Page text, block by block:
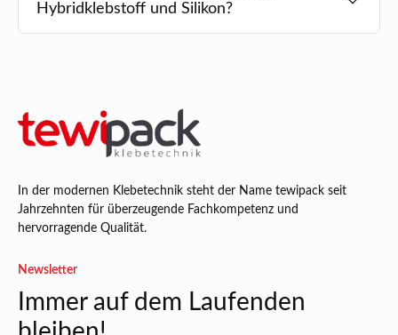
Hybridklebstoff und Silikon?
In der modernen Klebetechnik steht der Name tewipack seit
Jahrzehnten für überzeugende Fachkompetenz und
hervorragende Qualität.
Newsletter
Immer auf dem Laufenden